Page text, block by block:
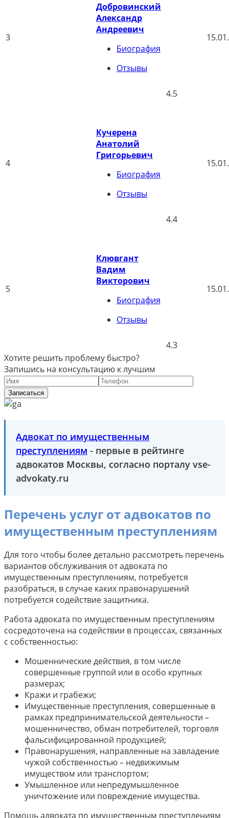
3
Добровинский
Александр
Андреевич
Биография
Отзывы
4.5
4
Кучерена
Анатолий
Григорьевич
Биография
Отзывы
4.4
5
Клювгант
Вадим
Викторович
Биография
Отзывы
4.3
Хотите решить проблему быстро?
Запишись на консультацию к лучшим
Записаться
Адвокат по имущественным
преступлениям - первые в рейтинге
адвокатов Москвы, согласно порталу vse-
advokaty.ru
Перечень услуг от адвокатов по
имущественным преступлениям
Для того чтобы более детально рассмотреть перечень
вариантов обслуживания от адвоката по
имущественным преступлениям, потребуется
разобраться, в случае каких правонарушений
потребуется содействие защитника.
Работа адвоката по имущественным преступлениям
сосредоточена на содействии в процессах, связанных
с собственностью:
Мошеннические действия, в том числе
совершенные группой или в особо крупных
размерах;
Кражи и грабежи;
Имущественные преступления, совершенные в
рамках предпринимательской деятельности –
мошенничество, обман потребителей, торговля
фальсифицированной продукцией;
Правонарушения, направленные на завладение
чужой собственностью – недвижимым
имуществом или транспортом;
Умышленное или непредумышленное
уничтожение или повреждение имущества.
Помощь адвоката по имущественным преступлениям